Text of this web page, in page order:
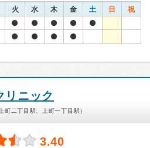
火 水 木 金 土 日 祝
リニック
町二丁目駅、上町一丁目駅）
3.40